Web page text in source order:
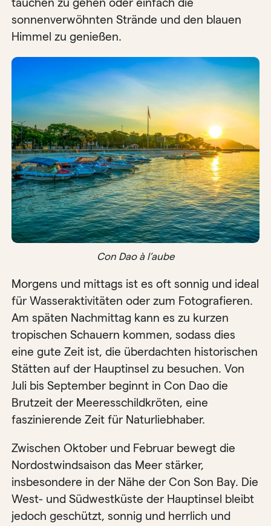
tauchen zu gehen oder einfach die
sonnenverwöhnten Strände und den blauen
Himmel zu genießen.
Con Dao à l’aube
Morgens und mittags ist es oft sonnig und ideal
für Wasseraktivitäten oder zum Fotografieren.
Am späten Nachmittag kann es zu kurzen
tropischen Schauern kommen, sodass dies
eine gute Zeit ist, die überdachten historischen
Stätten auf der Hauptinsel zu besuchen. Von
Juli bis September beginnt in Con Dao die
Brutzeit der Meeresschildkröten, eine
faszinierende Zeit für Naturliebhaber.
Zwischen Oktober und Februar bewegt die
Nordostwindsaison das Meer stärker,
insbesondere in der Nähe der Con Son Bay. Die
West- und Südwestküste der Hauptinsel bleibt
jedoch geschützt, sonnig und herrlich und